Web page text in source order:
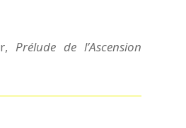
Prélude de l’Ascension